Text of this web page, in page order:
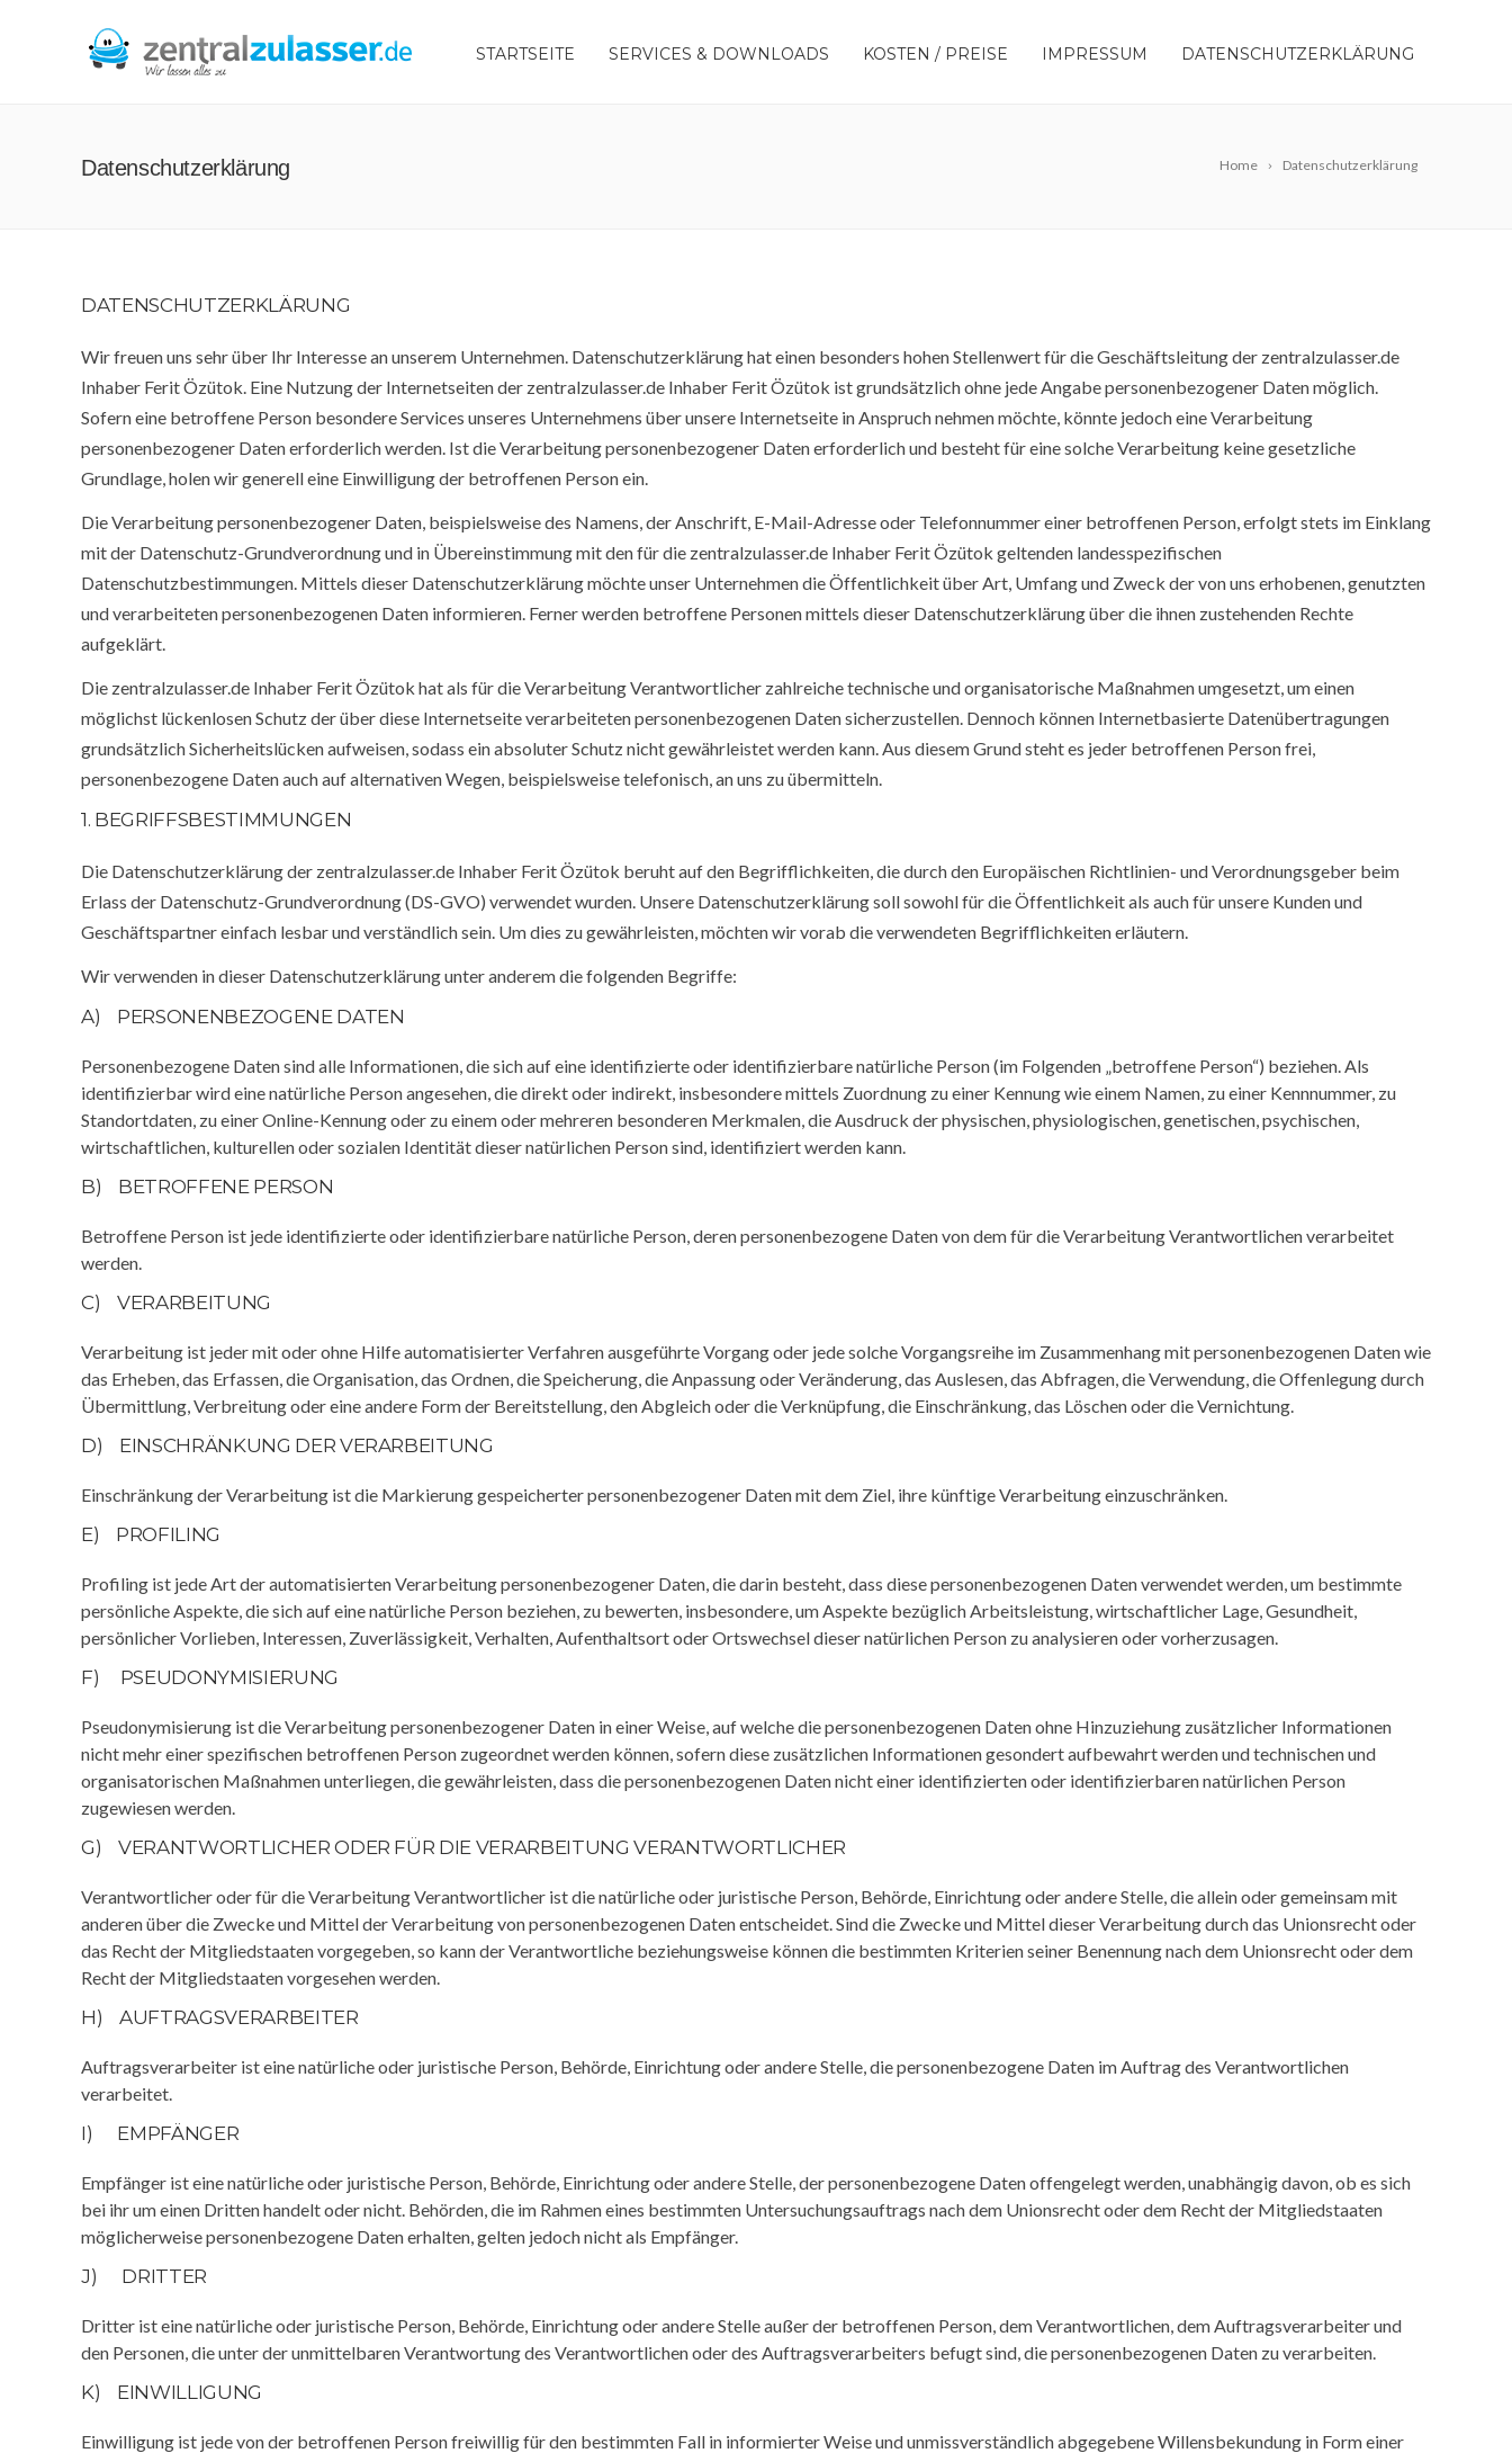
STARTSEITE SERVICES & DOWNLOADS KOSTEN / PREISE IMPRESSUM DATENSCHUTZERKLÄRUNG
Home Datenschutzerklärung
Datenschutzerklärung
DATENSCHUTZERKLÄRUNG
Wir freuen uns sehr über Ihr Interesse an unserem Unternehmen. Datenschutzerklärung hat einen besonders hohen Stellenwert für die Geschäftsleitung der zentralzulasser.de
Inhaber Ferit Özütok. Eine Nutzung der Internetseiten der zentralzulasser.de Inhaber Ferit Özütok ist grundsätzlich ohne jede Angabe personenbezogener Daten möglich.
Sofern eine betroffene Person besondere Services unseres Unternehmens über unsere Internetseite in Anspruch nehmen möchte, könnte jedoch eine Verarbeitung
personenbezogener Daten erforderlich werden. Ist die Verarbeitung personenbezogener Daten erforderlich und besteht für eine solche Verarbeitung keine gesetzliche
Grundlage, holen wir generell eine Einwilligung der betroffenen Person ein.
Die Verarbeitung personenbezogener Daten, beispielsweise des Namens, der Anschrift, E-Mail-Adresse oder Telefonnummer einer betroffenen Person, erfolgt stets im Einklang
mit der Datenschutz-Grundverordnung und in Übereinstimmung mit den für die zentralzulasser.de Inhaber Ferit Özütok geltenden landesspezifischen
Datenschutzbestimmungen. Mittels dieser Datenschutzerklärung möchte unser Unternehmen die Öffentlichkeit über Art, Umfang und Zweck der von uns erhobenen, genutzten
und verarbeiteten personenbezogenen Daten informieren. Ferner werden betroffene Personen mittels dieser Datenschutzerklärung über die ihnen zustehenden Rechte
aufgeklärt.
Die zentralzulasser.de Inhaber Ferit Özütok hat als für die Verarbeitung Verantwortlicher zahlreiche technische und organisatorische Maßnahmen umgesetzt, um einen
möglichst lückenlosen Schutz der über diese Internetseite verarbeiteten personenbezogenen Daten sicherzustellen. Dennoch können Internetbasierte Datenübertragungen
grundsätzlich Sicherheitslücken aufweisen, sodass ein absoluter Schutz nicht gewährleistet werden kann. Aus diesem Grund steht es jeder betroffenen Person frei,
personenbezogene Daten auch auf alternativen Wegen, beispielsweise telefonisch, an uns zu übermitteln.
1. BEGRIFFSBESTIMMUNGEN
Die Datenschutzerklärung der zentralzulasser.de Inhaber Ferit Özütok beruht auf den Begrifflichkeiten, die durch den Europäischen Richtlinien- und Verordnungsgeber beim
Erlass der Datenschutz-Grundverordnung (DS-GVO) verwendet wurden. Unsere Datenschutzerklärung soll sowohl für die Öffentlichkeit als auch für unsere Kunden und
Geschäftspartner einfach lesbar und verständlich sein. Um dies zu gewährleisten, möchten wir vorab die verwendeten Begrifflichkeiten erläutern.
Wir verwenden in dieser Datenschutzerklärung unter anderem die folgenden Begriffe:
A) PERSONENBEZOGENE DATEN
Personenbezogene Daten sind alle Informationen, die sich auf eine identifizierte oder identifizierbare natürliche Person (im Folgenden „betroffene Person“) beziehen. Als
identifizierbar wird eine natürliche Person angesehen, die direkt oder indirekt, insbesondere mittels Zuordnung zu einer Kennung wie einem Namen, zu einer Kennnummer, zu
Standortdaten, zu einer Online-Kennung oder zu einem oder mehreren besonderen Merkmalen, die Ausdruck der physischen, physiologischen, genetischen, psychischen,
wirtschaftlichen, kulturellen oder sozialen Identität dieser natürlichen Person sind, identifiziert werden kann.
B) BETROFFENE PERSON
Betroffene Person ist jede identifizierte oder identifizierbare natürliche Person, deren personenbezogene Daten von dem für die Verarbeitung Verantwortlichen verarbeitet
werden.
C) VERARBEITUNG
Verarbeitung ist jeder mit oder ohne Hilfe automatisierter Verfahren ausgeführte Vorgang oder jede solche Vorgangsreihe im Zusammenhang mit personenbezogenen Daten wie
das Erheben, das Erfassen, die Organisation, das Ordnen, die Speicherung, die Anpassung oder Veränderung, das Auslesen, das Abfragen, die Verwendung, die Offenlegung durch
Übermittlung, Verbreitung oder eine andere Form der Bereitstellung, den Abgleich oder die Verknüpfung, die Einschränkung, das Löschen oder die Vernichtung.
D) EINSCHRÄNKUNG DER VERARBEITUNG
Einschränkung der Verarbeitung ist die Markierung gespeicherter personenbezogener Daten mit dem Ziel, ihre künftige Verarbeitung einzuschränken.
E) PROFILING
Profiling ist jede Art der automatisierten Verarbeitung personenbezogener Daten, die darin besteht, dass diese personenbezogenen Daten verwendet werden, um bestimmte
persönliche Aspekte, die sich auf eine natürliche Person beziehen, zu bewerten, insbesondere, um Aspekte bezüglich Arbeitsleistung, wirtschaftlicher Lage, Gesundheit,
persönlicher Vorlieben, Interessen, Zuverlässigkeit, Verhalten, Aufenthaltsort oder Ortswechsel dieser natürlichen Person zu analysieren oder vorherzusagen.
F) PSEUDONYMISIERUNG
Pseudonymisierung ist die Verarbeitung personenbezogener Daten in einer Weise, auf welche die personenbezogenen Daten ohne Hinzuziehung zusätzlicher Informationen
nicht mehr einer spezifischen betroffenen Person zugeordnet werden können, sofern diese zusätzlichen Informationen gesondert aufbewahrt werden und technischen und
organisatorischen Maßnahmen unterliegen, die gewährleisten, dass die personenbezogenen Daten nicht einer identifizierten oder identifizierbaren natürlichen Person
zugewiesen werden.
G) VERANTWORTLICHER ODER FÜR DIE VERARBEITUNG VERANTWORTLICHER
Verantwortlicher oder für die Verarbeitung Verantwortlicher ist die natürliche oder juristische Person, Behörde, Einrichtung oder andere Stelle, die allein oder gemeinsam mit
anderen über die Zwecke und Mittel der Verarbeitung von personenbezogenen Daten entscheidet. Sind die Zwecke und Mittel dieser Verarbeitung durch das Unionsrecht oder
das Recht der Mitgliedstaaten vorgegeben, so kann der Verantwortliche beziehungsweise können die bestimmten Kriterien seiner Benennung nach dem Unionsrecht oder dem
Recht der Mitgliedstaaten vorgesehen werden.
H) AUFTRAGSVERARBEITER
Auftragsverarbeiter ist eine natürliche oder juristische Person, Behörde, Einrichtung oder andere Stelle, die personenbezogene Daten im Auftrag des Verantwortlichen
verarbeitet.
I) EMPFÄNGER
Empfänger ist eine natürliche oder juristische Person, Behörde, Einrichtung oder andere Stelle, der personenbezogene Daten offengelegt werden, unabhängig davon, ob es sich
bei ihr um einen Dritten handelt oder nicht. Behörden, die im Rahmen eines bestimmten Untersuchungsauftrags nach dem Unionsrecht oder dem Recht der Mitgliedstaaten
möglicherweise personenbezogene Daten erhalten, gelten jedoch nicht als Empfänger.
J) DRITTER
Dritter ist eine natürliche oder juristische Person, Behörde, Einrichtung oder andere Stelle außer der betroffenen Person, dem Verantwortlichen, dem Auftragsverarbeiter und
den Personen, die unter der unmittelbaren Verantwortung des Verantwortlichen oder des Auftragsverarbeiters befugt sind, die personenbezogenen Daten zu verarbeiten.
K) EINWILLIGUNG
Einwilligung ist jede von der betroffenen Person freiwillig für den bestimmten Fall in informierter Weise und unmissverständlich abgegebene Willensbekundung in Form einer